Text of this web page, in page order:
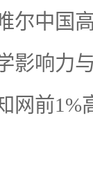
尔中国
影响力
网前1%